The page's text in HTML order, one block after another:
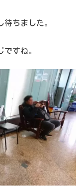
ちました。
すね。